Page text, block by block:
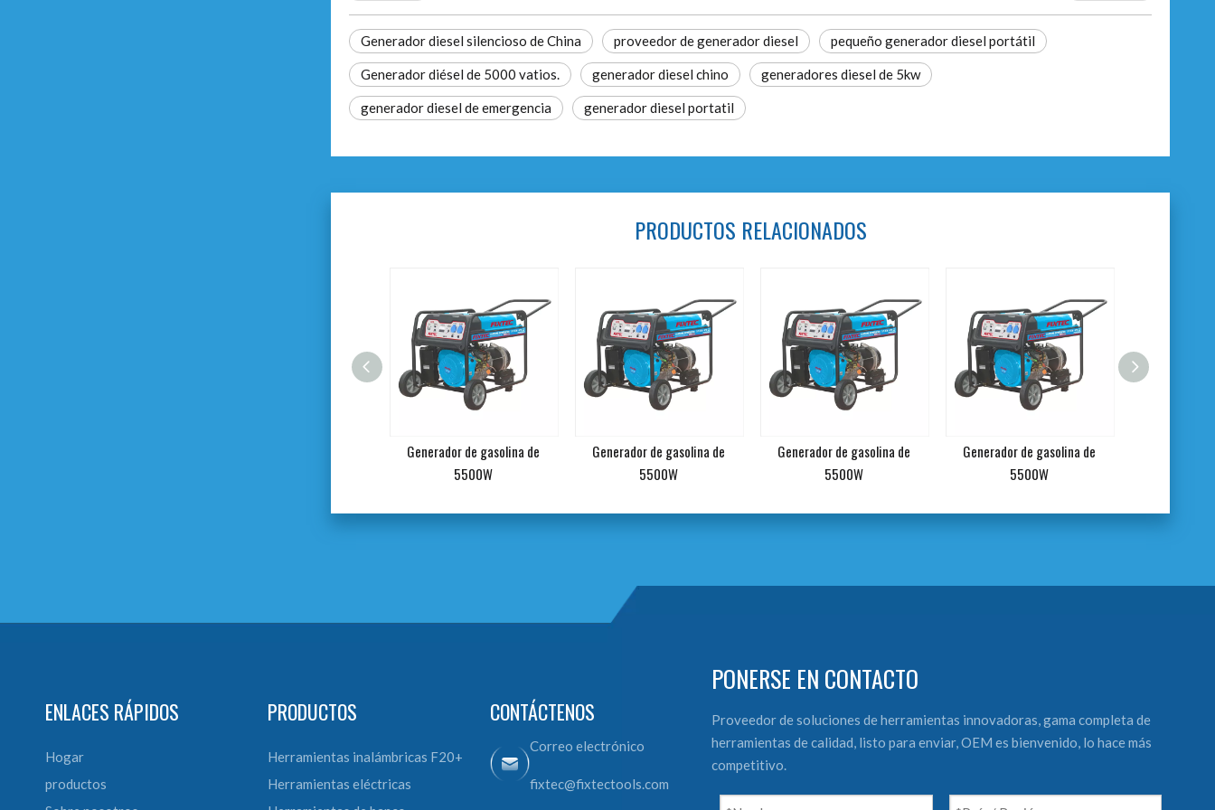
Generador diesel silencioso de China proveedor de generador diesel pequeño generador diesel portátil
Generador diésel de 5000 vatios. generador diesel chino generadores diesel de 5kw
generador diesel de emergencia generador diesel portatil
PRODUCTOS RELACIONADOS
Generador de gasolina de
5500W
Generador de gasolina de
5500W
Generador de gasolina de
5500W
Generador de gasolina de
5500W
ENLACES RÁPIDOS
Hogar
productos
PRODUCTOS
Herramientas inalámbricas F20+
Herramientas eléctricas
CONTÁCTENOS
Correo electrónico
fixtec@fixtectools.com
PONERSE EN CONTACTO
Proveedor de soluciones de herramientas innovadoras, gama completa de
herramientas de calidad, listo para enviar, OEM es bienvenido, lo hace más
competitivo.